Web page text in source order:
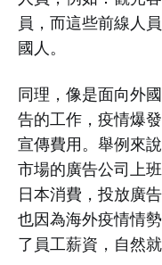
員，而這些前線人
國人。
同理，像是面向外
告的工作，疫情爆
宣傳費用。舉例來
市場的廣告公司上
日本消費，投放廣
也因為海外疫情情
了員工薪資，自然就